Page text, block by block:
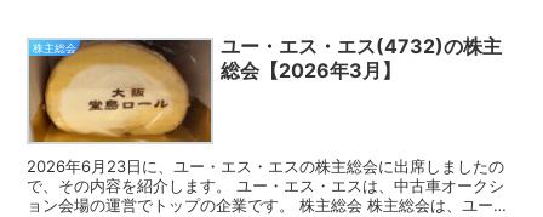
株主総会
ユー・エス・エス(4732)の株主
総会【2026年3月】
2026年6月23日に、ユー・エス・エスの株主総会に出席しましたの
で、その内容を紹介します。 ユー・エス・エスは、中古車オークシ
ョン会場の運営でトップの企業です。 株主総会 株主総会は、ユー・